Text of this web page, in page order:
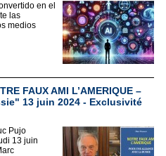
en el
las
medios
FAUX AMI L’AMERIQUE –
13 juin 2024 - Exclusivité
Pujo
13 juin